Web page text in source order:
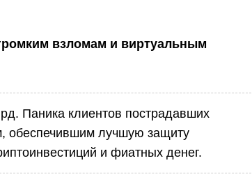
взломам и виртуальным
Паника клиентов пострадавших
обеспечившим лучшую защиту
и фиатных денег.